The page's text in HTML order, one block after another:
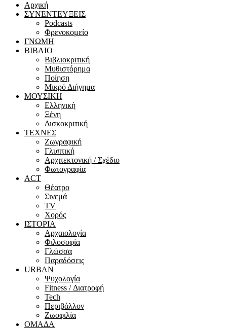
Αρχική
ΣΥΝΕΝΤΕΥΞΕΙΣ
Podcasts
Φρενοκομείο
ΓΝΩΜΗ
ΒΙΒΛΙΟ
Βιβλιοκριτική
Μυθιστόρημα
Ποίηση
Μικρό Διήγημα
ΜΟΥΣΙΚΗ
Ελληνική
Ξένη
Δισκοκριτική
ΤΕΧΝΕΣ
Ζωγραφική
Γλυπτική
Αρχιτεκτονική / Σχέδιο
Φωτογραφία
ACT
Θέατρο
Σινεμά
ΤV
Χορός
ΙΣΤΟΡΙΑ
Αρχαιολογία
Φιλοσοφία
Γλώσσα
Παραδόσεις
URBAN
Ψυχολογία
Fitness / Διατροφή
Tech
Περιβάλλον
Ζωοφιλία
ΟΜΑΔΑ